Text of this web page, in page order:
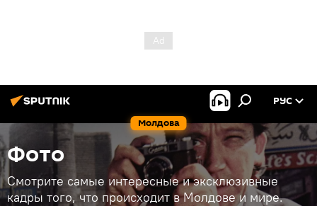
Молдова
РУС
Фото
Смотрите самые интересные и эксклюзивные
кадры того, что происходит в Молдове и мире.